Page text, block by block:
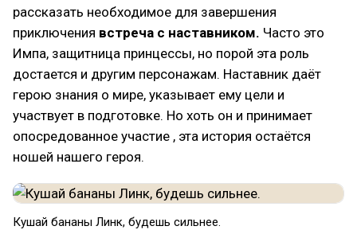
рассказать необходимое для завершения
приключения встреча с наставником. Часто это
Импа, защитница принцессы, но порой эта роль
достается и другим персонажам. Наставник даёт
герою знания о мире, указывает ему цели и
участвует в подготовке. Но хоть он и принимает
опосредованное участие , эта история остаётся
ношей нашего героя.
Кушай бананы Линк, будешь сильнее.